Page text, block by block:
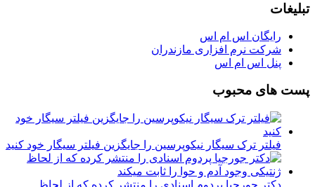
تبلیغات
رایگان اس ام اس
شرکت نرم افزاری مازندران
پنل اس ام اس
پست های محبوب
فیلتر ترک سیگار نیکوپرسین را جایگزین فیلتر سیگار خود کنید
دکتر جورجیا پردوم اسنادی را منتشر کرده که از لحاظ